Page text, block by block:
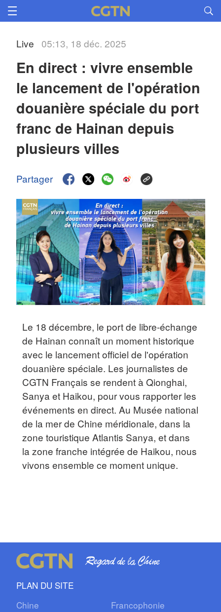
Live 05:13, 18 déc. 2025
En direct : vivre ensemble
le lancement de l'opération
douanière spéciale du port
franc de Hainan depuis
plusieurs villes
Partager
Le 18 décembre, le port de libre-échange
de Hainan connaît un moment historique
avec le lancement officiel de l'opération
douanière spéciale. Les journalistes de
CGTN Français se rendent à Qionghai,
Sanya et Haikou, pour vous rapporter les
événements en direct. Au Musée national
de la mer de Chine méridionale, dans la
zone touristique Atlantis Sanya, et dans
la zone franche intégrée de Haikou, nous
vivons ensemble ce moment unique.
PLAN DU SITE
Chine
Francophonie